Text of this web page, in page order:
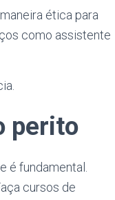
ética para
como assistente
perito
é fundamental.
cursos de